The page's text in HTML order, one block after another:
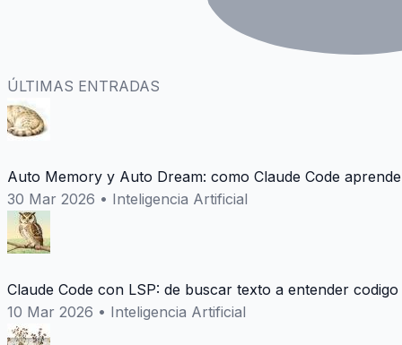
ÚLTIMAS ENTRADAS
Auto Memory y Auto Dream: como Claude Code
30 Mar 2026 • Inteligencia Artificial
Claude Code con LSP: de buscar texto a entender codigo
10 Mar 2026 • Inteligencia Artificial